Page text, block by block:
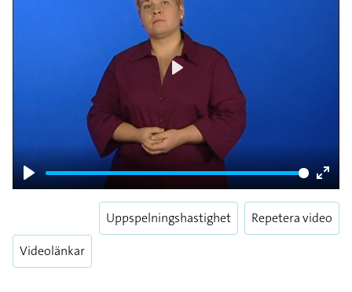
Play
Enter
Videolänkar
Uppspelningshastighet Repetera video